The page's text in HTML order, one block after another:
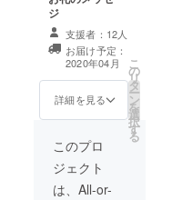
ジ
支援者：12人
お届け予定：
2020年04月
詳細を見る
こ
の
リ
タ
ー
ン
を
選
択
す
る
このプロ
ジェクト
は、All-or-